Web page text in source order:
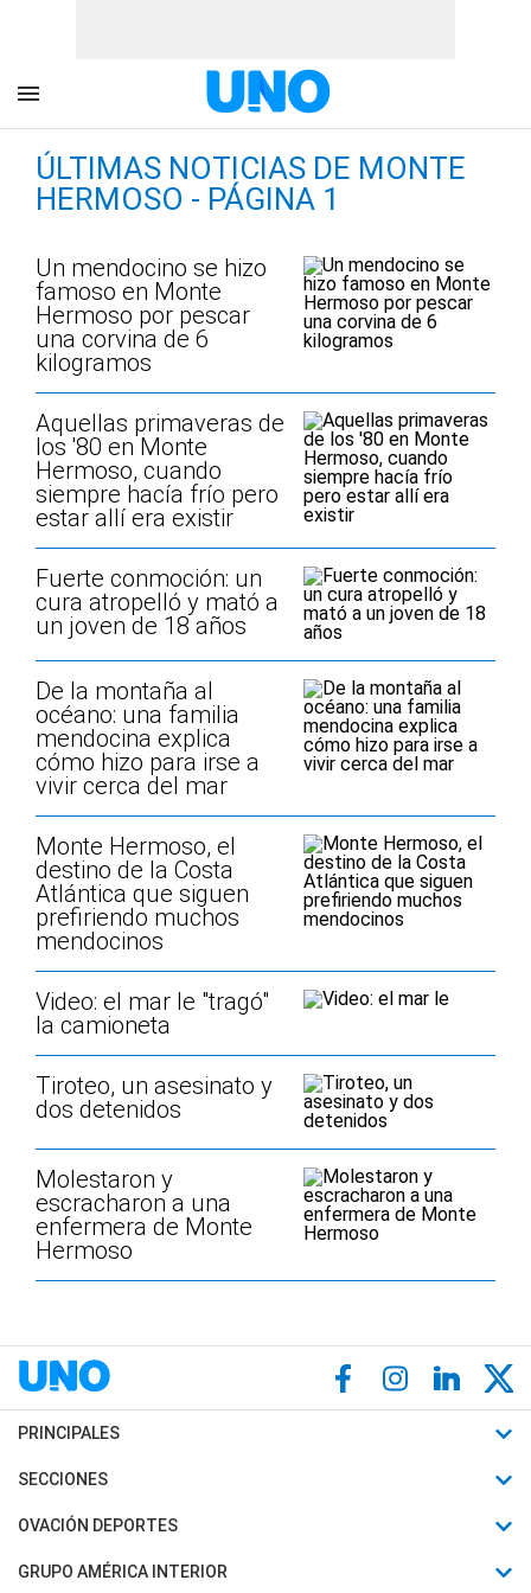
ÚLTIMAS NOTICIAS DE MONTE
HERMOSO - PÁGINA 1
Un mendocino se hizo
famoso en Monte
Hermoso por pescar
una corvina de 6
kilogramos
Aquellas primaveras de
los '80 en Monte
Hermoso, cuando
siempre hacía frío pero
estar allí era existir
Fuerte conmoción: un
cura atropelló y mató a
un joven de 18 años
De la montaña al
océano: una familia
mendocina explica
cómo hizo para irse a
vivir cerca del mar
Monte Hermoso, el
destino de la Costa
Atlántica que siguen
prefiriendo muchos
mendocinos
Video: el mar le "tragó"
la camioneta
Tiroteo, un asesinato y
dos detenidos
Molestaron y
escracharon a una
enfermera de Monte
Hermoso
PRINCIPALES
Últimas Noticias
Política
SECCIONES
Horóscopo
Motores
OVACIÓN DEPORTES
Fútbol
GRUPO AMÉRICA INTERIOR